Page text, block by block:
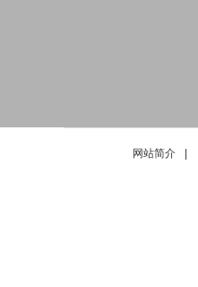
网站简介 |